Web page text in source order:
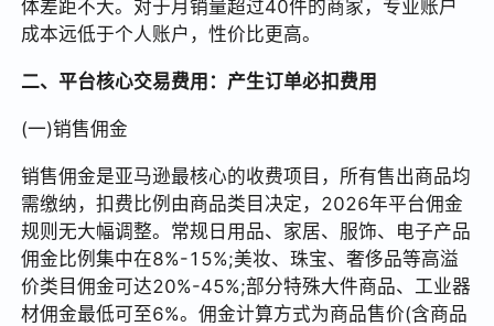
体差距不大。对于月销量超过40件的商家，专业账户
成本远低于个人账户，性价比更高。
二、平台核心交易费用：产生订单必扣费用
(一)销售佣金
销售佣金是亚马逊最核心的收费项目，所有售出商品均
需缴纳，扣费比例由商品类目决定，2026年平台佣金
规则无大幅调整。常规日用品、家居、服饰、电子产品
佣金比例集中在8%-15%;美妆、珠宝、奢侈品等高溢
价类目佣金可达20%-45%;部分特殊大件商品、工业器
材佣金最低可至6%。佣金计算方式为商品售价(含商品